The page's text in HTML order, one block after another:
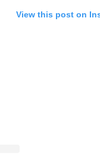
View this post on